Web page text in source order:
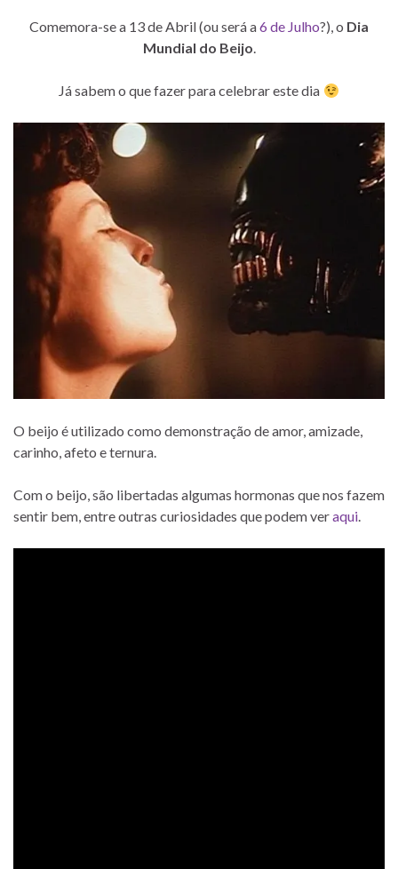
Comemora-se a 13 de Abril (ou será a6 de Julho?), o Dia
Mundial do Beijo.
Já sabem o que fazer para celebrar este dia
O beijo é utilizado como demonstração de amor, amizade,
carinho, afeto e ternura.
Com o beijo, são libertadas algumas hormonas que nos fazem
sentir bem, entre outras curiosidades que podem veraqui.